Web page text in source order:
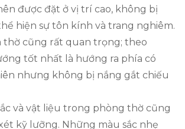
được đặt ở vị trí cao, không bị
hiện sự tôn kính và trang nghiêm.
thờ cũng rất quan trọng; theo
tốt nhất là hướng ra phía có
nhưng không bị nắng gắt chiếu
và vật liệu trong phòng thờ cũng
kỹ lưỡng. Những màu sắc nhẹ